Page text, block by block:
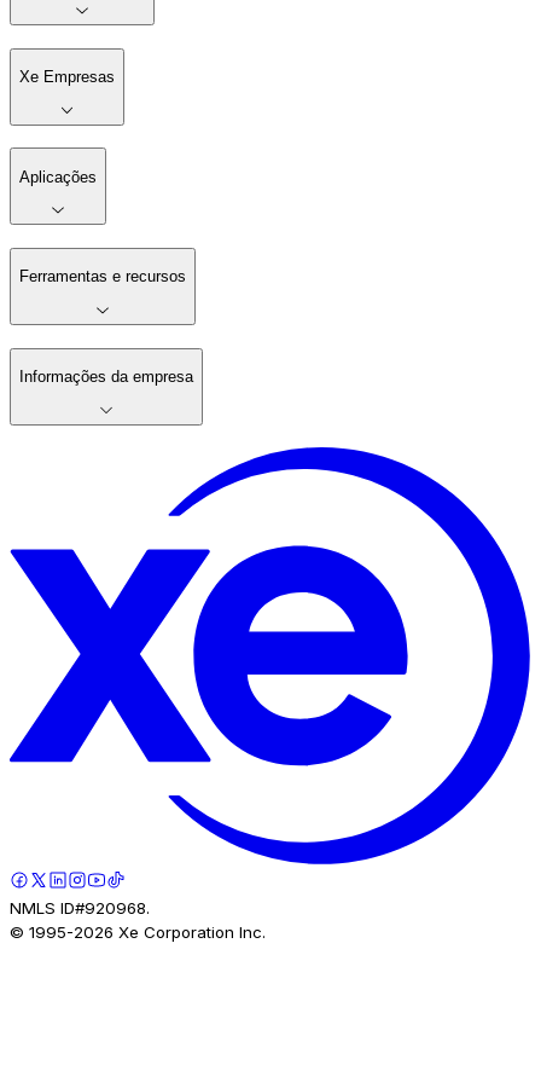
Xe Empresas
Aplicações
Ferramentas e recursos
Informações da empresa
NMLS ID#920968.
© 1995-2026 Xe Corporation Inc.